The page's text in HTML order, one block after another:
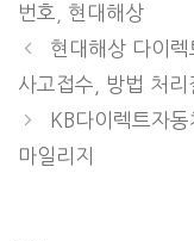
번호
현대해상
현대해상 다이
사고접수, 방법 처
KB다이렉트자
마일리지